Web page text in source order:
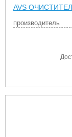
AVS
производитель